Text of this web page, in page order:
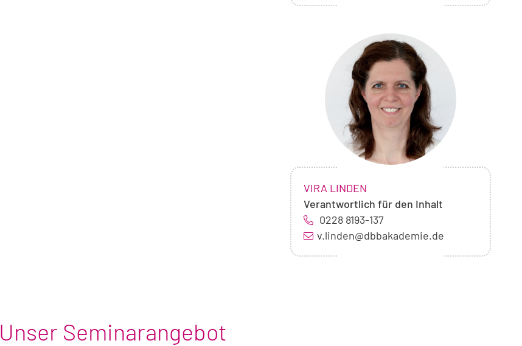
Foto
von
Vira
Linden
NAME:
VIRA LINDEN
Verantwortlich für den Inhalt
0228 8193-137
v.linden@dbbakademie.de
Unser Seminarangebot